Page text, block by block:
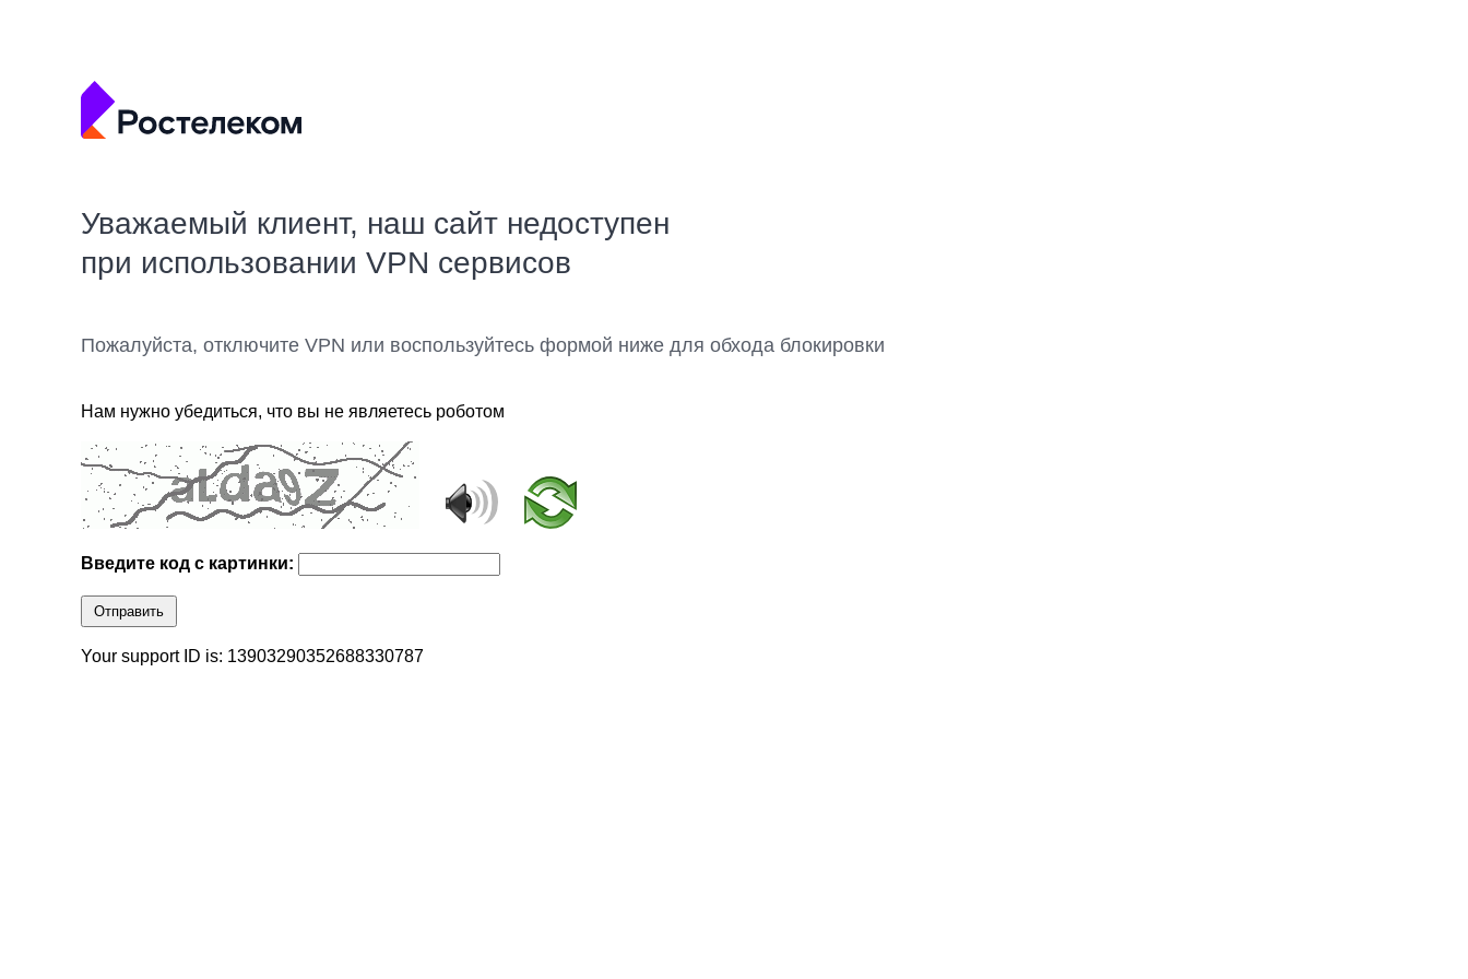
Уважаемый клиент, наш сайт недоступен
при использовании VPN сервисов
Пожалуйста, отключите VPN или воспользуйтесь формой ниже для обхода блокировки
Нам нужно убедиться, что вы не являетесь роботом
Введите код с картинки:
Отправить
Your support ID is: 13903290352688330787